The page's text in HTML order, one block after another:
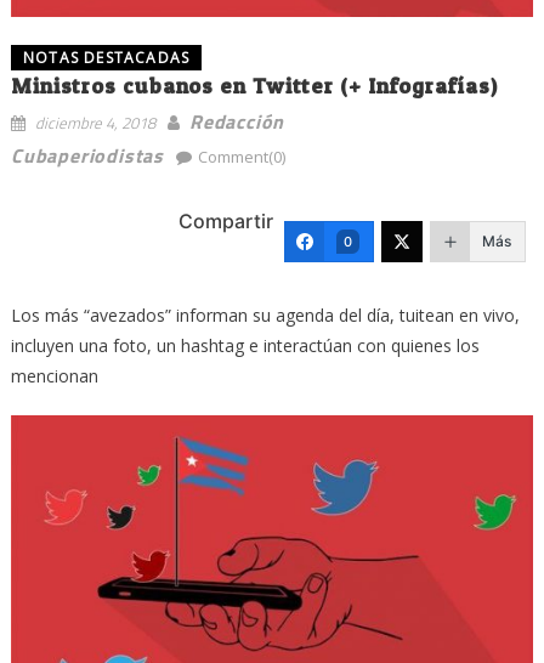
NOTAS DESTACADAS
Ministros cubanos en Twitter (+ Infografías)
diciembre 4, 2018
Redacción
Cubaperiodistas
Comment(0)
Compartir
0 Más
Los más “avezados” informan su agenda del día, tuitean en vivo,
incluyen una foto, un hashtag e interactúan con quienes los
mencionan